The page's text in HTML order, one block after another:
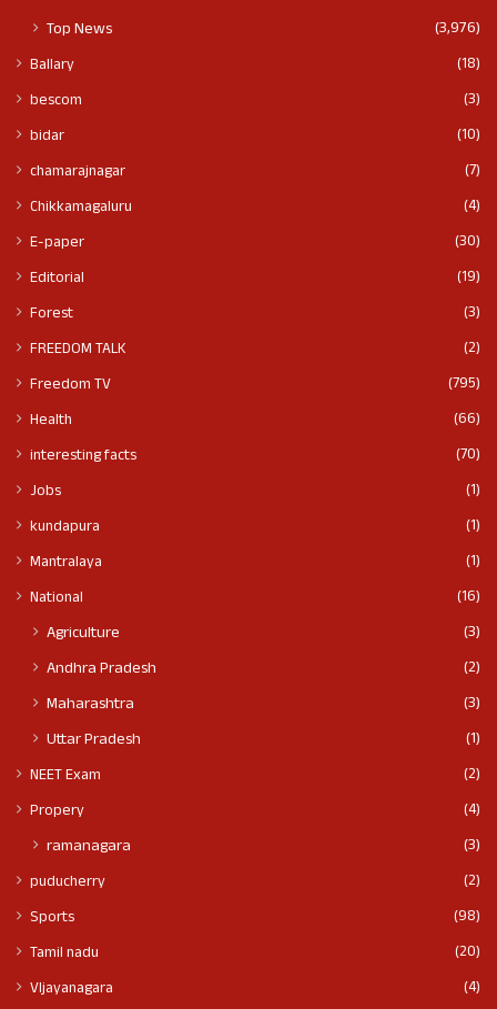
Top News (3,976)
Ballary
(18)
bescom
(3)
bidar
(10)
chamarajnagar
(7)
Chikkamagaluru
(4)
E-paper
(30)
Editorial
(19)
Forest
(3)
FREEDOM TALK
(2)
Freedom TV
(795)
Health
(66)
interesting facts
(70)
Jobs
(1)
kundapura
(1)
Mantralaya
(1)
National
(16)
Agriculture
(3)
Andhra Pradesh
(2)
Maharashtra
(3)
Uttar Pradesh
(1)
NEET Exam
(2)
Propery
(4)
ramanagara (3)
puducherry
(2)
Sports
(98)
Tamil nadu
(20)
VIjayanagara
(4)